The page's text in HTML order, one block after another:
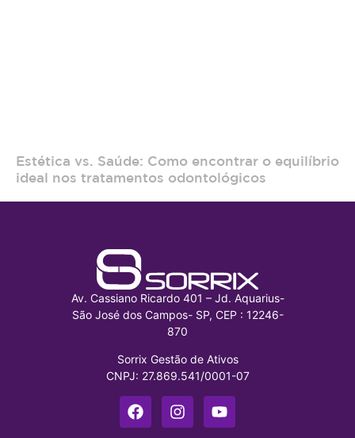
Estética vs. Saúde: Como encontrar o equilíbrio
ideal nos tratamentos odontológicos
Av. Cassiano Ricardo 401 – Jd. Aquarius-
São José dos Campos- SP, CEP : 12246-
870
Sorrix Gestão de Ativos
CNPJ: 27.869.541/0001-07